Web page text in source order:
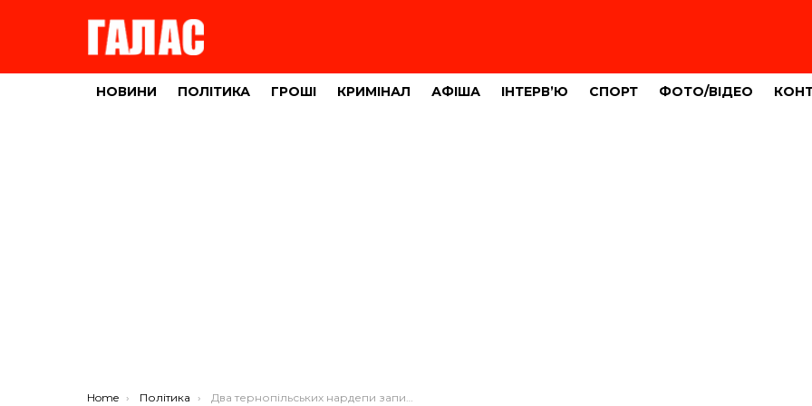
НОВИНИ ПОЛІТИКА ГРОШІ КРИМІНАЛ АФІША ІНТЕРВ’Ю СПОРТ ФОТО/ВІДЕО
You are here:
Home Політика Два тернопільських нардепи записалися у футболісти